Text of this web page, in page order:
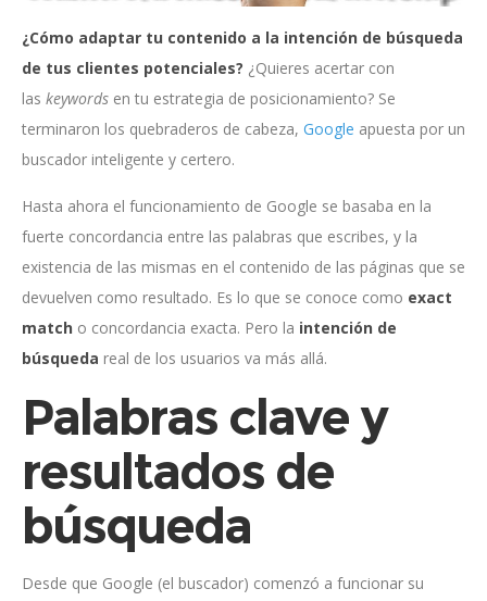
¿Cómo adaptar tu contenido a la intención de búsqueda
de tus clientes potenciales? ¿Quieres acertar con
las keywords en tu estrategia de posicionamiento? Se
terminaron los quebraderos de cabeza, Google apuesta por un
buscador inteligente y certero.
Hasta ahora el funcionamiento de Google se basaba en la
fuerte concordancia entre las palabras que escribes, y la
existencia de las mismas en el contenido de las páginas que se
devuelven como resultado. Es lo que se conoce como exact
match o concordancia exacta. Pero la intención de
búsqueda real de los usuarios va más allá.
Palabras clave y
resultados de
búsqueda
Desde que Google (el buscador) comenzó a funcionar su